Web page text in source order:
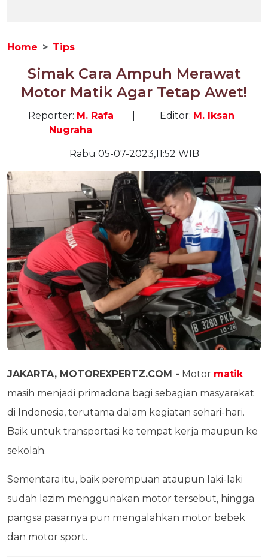
Home Tips
Simak Cara Ampuh Merawat
Motor Matik Agar Tetap Awet!
Reporter: M. Rafa
Nugraha
Editor: M. Iksan
Rabu 05-07-2023,11:52 WIB
JAKARTA, MOTOREXPERTZ.COM - Motor matik
masih menjadi primadona bagi sebagian masyarakat
di Indonesia, terutama dalam kegiatan sehari-hari.
Baik untuk transportasi ke tempat kerja maupun ke
sekolah.
Sementara itu, baik perempuan ataupun laki-laki
sudah lazim menggunakan motor tersebut, hingga
pangsa pasarnya pun mengalahkan motor bebek
dan motor sport.